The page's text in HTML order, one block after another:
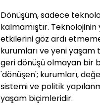
Dönüşüm, sadece
kalmamıştır.
etkilerini göz ardı
kurumları ve yeni
geri dönüşü olmayan bir
'dönüşen'; kurumları,
sistemi ve politik
yaşam biçimleridir.